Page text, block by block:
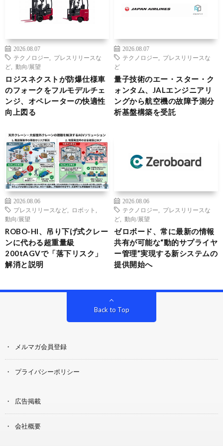
2026.08.07
テクノロジー
プレスリリースな
ど
動向/展望
ロジスネクストが防爆仕様車
のフォークをフルモデルチェ
ンジ、オペレーターの快適性
向上図る
2026.08.07
テクノロジー
プレスリリースな
ど
量子技術のエー・スター・ク
ォンタム、JALエンジニアリ
ングから航空機の故障予測分
析基盤構築を受託
2026.08.06
プレスリリースなど
ロボット
動向/展望
ROBO-HI、吊り下げ式クレー
ンに代わる超重量級
200tAGVで「落下リスク」
解消と説明
2026.08.06
テクノロジー
プレスリリースな
ど
動向/展望
ゼロボード、常に最新の情報
共有が可能な“動的サプライヤ
ー管理”実現する新システムの
提供開始へ
Back to Top
メルマガ会員登録
プライバシーポリシー
広告掲載
会社概要